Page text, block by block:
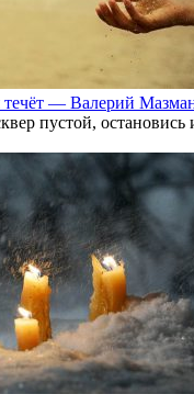
течёт — Валерий
пустой, остановись